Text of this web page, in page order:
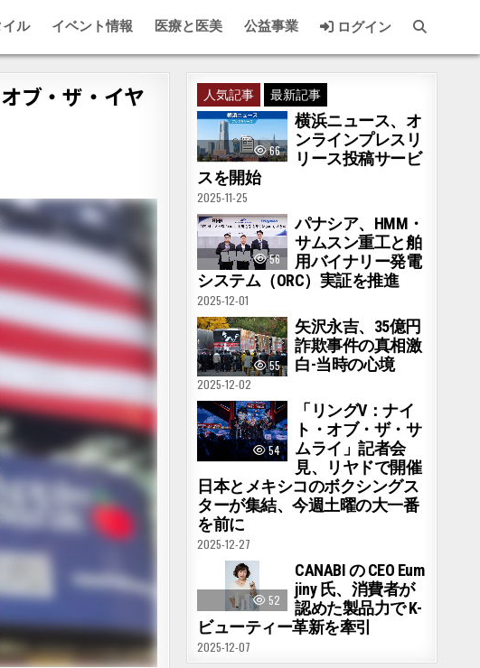
ル イベント情報 医療と医美 公益事業 ログイン
ブ・ザ・イヤ 人気記事 最新記事
66
横浜ニュース、オ
ンラインプレスリ
リース投稿サービ
スを開始
2025-11-25
56
パナシア、HMM・
サムスン重工と舶
用バイナリー発電
システム（ORC）実証を推進
2025-12-01
55
矢沢永吉、35億円
詐欺事件の真相激
白-当時の心境
2025-12-02
54
「リングV：ナイ
ト・オブ・ザ・サ
ムライ」記者会
見、リヤドで開催
日本とメキシコのボクシングス
ターが集結、今週土曜の大一番
を前に
2025-12-27
52
CANABI の CEO Eum
jiny 氏、消費者が
認めた製品力で K-
ビューティー革新を牽引
2025-12-07